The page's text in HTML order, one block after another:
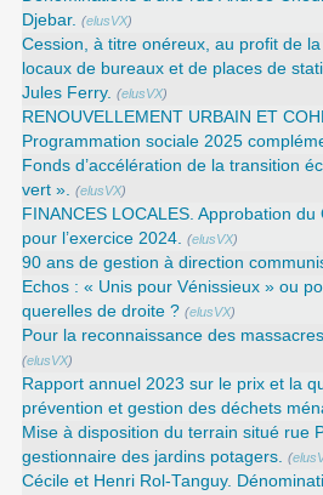
Djebar. (elusVX)
Cession, à titre onéreux, au profit de
locaux de bureaux et de places de
Jules Ferry. (elusVX)
RENOUVELLEMENT URBAIN ET
Programmation sociale 2025
Fonds d’accélération de la transition
vert ». (elusVX)
FINANCES LOCALES. Approbation
pour l’exercice 2024. (elusVX)
90 ans de gestion à direction
Echos : « Unis pour Vénissieux » ou
querelles de droite ? (elusVX)
Pour la reconnaissance des
(elusVX)
Rapport annuel 2023 sur le prix et la
prévention et gestion des déchets
Mise à disposition du terrain situé rue
gestionnaire des jardins potagers. (
Cécile et Henri Rol-Tanguy.